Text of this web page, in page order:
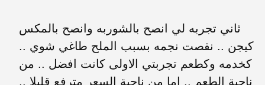
ثاني تجربه لي انصح بالشوربه وانصح بالمكس
كيجن .. نقصت نجمه بسبب الملح طاغي شوي ..
كخدمه وكطعم تجربتي الاولى كانت افضل .. من
ناحية الطعم .. اما من ناحية السعر مترفع قليلا ..